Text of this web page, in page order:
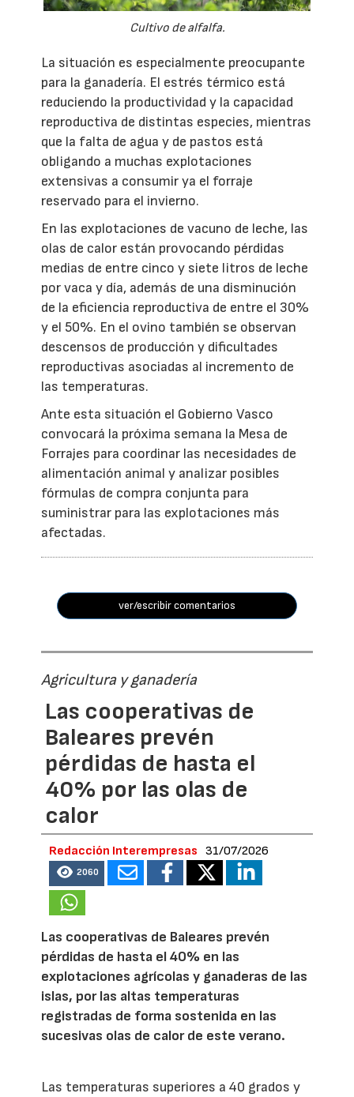
Cultivo de alfalfa.
La situación es especialmente preocupante
para la ganadería. El estrés térmico está
reduciendo la productividad y la capacidad
reproductiva de distintas especies, mientras
que la falta de agua y de pastos está
obligando a muchas explotaciones
extensivas a consumir ya el forraje
reservado para el invierno.
En las explotaciones de vacuno de leche, las
olas de calor están provocando pérdidas
medias de entre cinco y siete litros de leche
por vaca y día, además de una disminución
de la eficiencia reproductiva de entre el 30%
y el 50%. En el ovino también se observan
descensos de producción y dificultades
reproductivas asociadas al incremento de
las temperaturas.
Ante esta situación el Gobierno Vasco
convocará la próxima semana la Mesa de
Forrajes para coordinar las necesidades de
alimentación animal y analizar posibles
fórmulas de compra conjunta para
suministrar para las explotaciones más
afectadas.
ver/escribir comentarios
Agricultura y ganadería
Las cooperativas de
Baleares prevén
pérdidas de hasta el
40% por las olas de
calor
Redacción Interempresas 31/07/2026
2060
Las cooperativas de Baleares prevén
pérdidas de hasta el 40% en las
explotaciones agrícolas y ganaderas de las
islas, por las altas temperaturas
registradas de forma sostenida en las
sucesivas olas de calor de este verano.
Las temperaturas superiores a 40 grados y